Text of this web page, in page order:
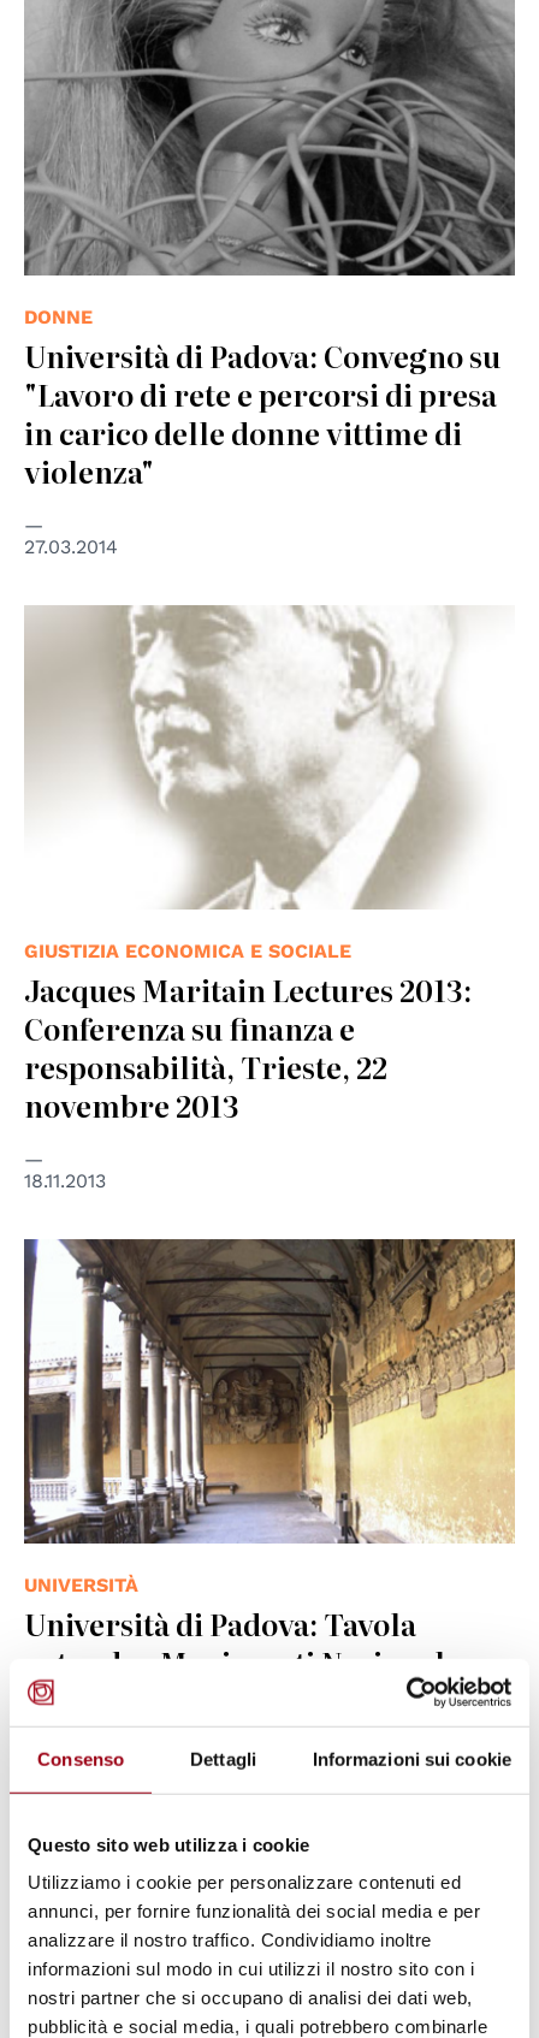
Consenso Dettagli Informazioni sui cookie
Questo sito web utilizza i cookie
Utilizziamo i cookie per personalizzare contenuti ed
annunci, per fornire funzionalità dei social media e per
analizzare il nostro traffico. Condividiamo inoltre
informazioni sul modo in cui utilizzi il nostro sito con i
nostri partner che si occupano di analisi dei dati web,
pubblicità e social media, i quali potrebbero combinarle
DONNE
Università di Padova: Convegno su
"Lavoro di rete e percorsi di presa
in carico delle donne vittime di
violenza"
27.03.2014
© Istituto Jaques Maritain
GIUSTIZIA ECONOMICA E SOCIALE
Jacques Maritain Lectures 2013:
Conferenza su finanza e
responsabilità, Trieste, 22
novembre 2013
18.11.2013
© Università di Padova
UNIVERSITÀ
Università di Padova: Tavola
rotonda - Movimenti Nazional
Popolari e Sinistre in America
Latina. Venerdì 15 novembre 2013
© OSCE